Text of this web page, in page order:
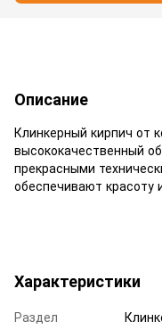
Описание
Клинкерный кирпич от
высококачественный
прекрасными
обеспечивают красоту
Характеристики
Раздел